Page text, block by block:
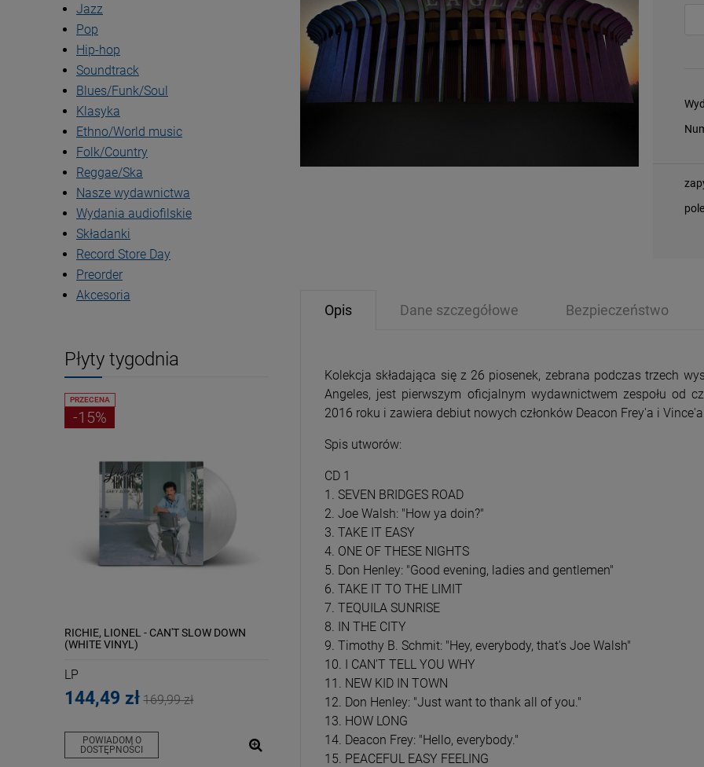
Jazz
Pop
Hip-hop
Soundtrack
Blues/Funk/Soul
Klasyka
Ethno/World music
Folk/Country
Reggae/Ska
Nasze wydawnictwa
Wydania audiofilskie
Składanki
Record Store Day
Preorder
Akcesoria
Płyty tygodnia
-15%
RICHIE, LIONEL - CAN'T SLOW DOWN
(WHITE VINYL)
LP
144,49 zł 169,99 zł
POWIADOM O
DOSTĘPNOŚCI
PRZECENA
STING - THE NIGHT WATCH: LIVE AT THE
RIJKSMUSEUM
54,39 zł 63,99 zł
DO KOSZYKA
-15%
FUNKY (POLISH JAZZ VOL. 91)
51,84 zł 60,99 zł
DO KOSZYKA
PRZECENA
-
Opis Dane szczegółowe Bezpieczeństwo
Kolekcja składająca się z 26 piosenek, zebrana podczas trzech
Angeles, jest pierwszym oficjalnym wydawnictwem zespołu od
2016 roku i zawiera debiut nowych członków Deacon Frey'a i
Spis utworów:
CD 1
1. SEVEN BRIDGES ROAD
2. Joe Walsh: "How ya doin?"
3. TAKE IT EASY
4. ONE OF THESE NIGHTS
5. Don Henley: "Good evening, ladies and gentlemen"
6. TAKE IT TO THE LIMIT
7. TEQUILA SUNRISE
8. IN THE CITY
9. Timothy B. Schmit: "Hey, everybody, that's Joe Walsh"
10. I CAN'T TELL YOU WHY
11. NEW KID IN TOWN
12. Don Henley: "Just want to thank all of you."
13. HOW LONG
14. Deacon Frey: "Hello, everybody."
15. PEACEFUL EASY FEELING